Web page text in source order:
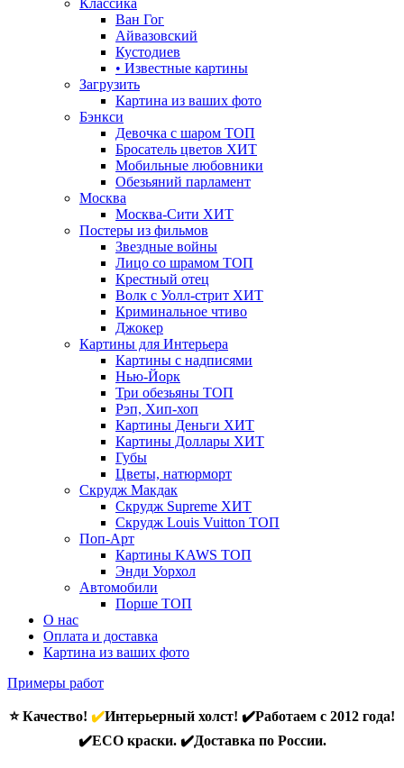
Классика
Ван Гог
Айвазовский
Кустодиев
• Известные картины
Загрузить
Картина из ваших фото
Бэнкси
Девочка с шаром ТОП
Бросатель цветов ХИТ
Мобильные любовники
Обезьяний парламент
Москва
Москва-Сити ХИТ
Постеры из фильмов
Звездные войны
Лицо со шрамом ТОП
Крестный отец
Волк с Уолл-стрит ХИТ
Криминальное чтиво
Джокер
Картины для Интерьера
Картины с надписями
Нью-Йорк
Три обезьяны ТОП
Рэп, Хип-хоп
Картины Деньги ХИТ
Картины Доллары ХИТ
Губы
Цветы, натюрморт
Скрудж Макдак
Скрудж Supreme ХИТ
Скрудж Louis Vuitton ТОП
Поп-Арт
Картины KAWS ТОП
Энди Уорхол
Автомобили
Порше ТОП
О нас
Оплата и доставка
Картина из ваших фото
Примеры работ
⭐ Качество! ✔️Интерьерный холст! ✔️Работаем с 2012 года!
✔️ECO краски. ✔️Доставка по России.